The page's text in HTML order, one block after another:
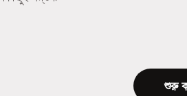
শুরু